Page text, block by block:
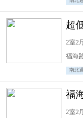
2室2
福海
南北
福
2室2